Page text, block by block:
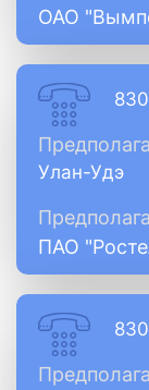
ОАО
Улан-Удэ
ПАО